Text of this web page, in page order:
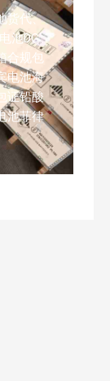
货代、
池DG
合规包
电池海
证铅酸
池菲律